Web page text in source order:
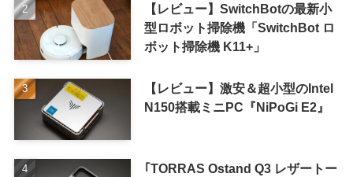
【レビュー】SwitchBotの最新小
型ロボット掃除機「SwitchBot ロ
ボット掃除機 K11+」
【レビュー】激安＆超小型のIntel
N150搭載ミニPC『NiPoGi E2』
｢TORRAS Ostand Q3 レザートー